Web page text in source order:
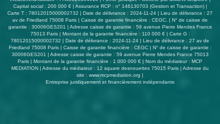
contacter . L'état des risques pour ce bien est consultable
sur le site Georisques.gouv.fr ou sur demande à l'agence.
Capital social : 200 000 € | Assurance RCP : n° 146130703 (Gestion et Transaction) |
Carte T : 78012015000002732 | Date de délivrance : 2024-11-24 | Lieu de délivrance : 27
av de Friedland 75008 Paris | Caisse de garantie financière : CEGC. | N° de caisse de
garantie : 30006GES201 | Adresse caisse de garantie : 59 avenue Pierre Mendes France
75013 Paris | Montant de la garantie financière : 110 000 € | Carte G :
78012015000002732 | Date de délivrance : 2024-11-24 | Lieu de délivrance : 27 av de
Friedland 75008 Paris | Caisse de garantie financière : CEGC | N° de caisse de garantie :
30006GES201 | Adresse caisse de garantie : 59 avenue Pierre Mendes France 75013
Paris | Montant de la garantie financière : 1 000 000 € | Nom du médiateur : MCP
MEDIATION | Adresse du médiateur : 12 square desnouettes 75015 Paris | Adresse du
site : www.mcpmediation.org |
Entreprise juridiquement et financièrement indépendante